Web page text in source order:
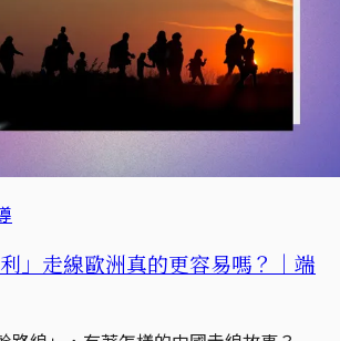
利」走線歐洲真的更容易嗎？｜端